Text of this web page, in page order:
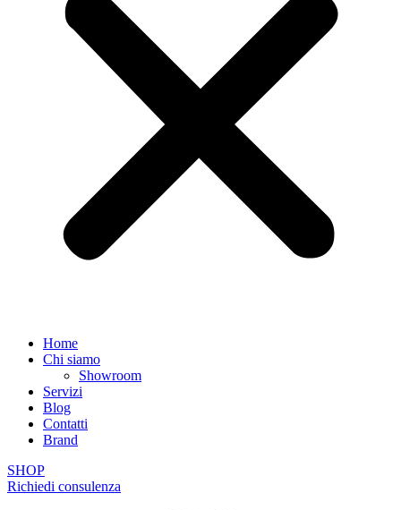
Home
Chi siamo
Showroom
Servizi
Blog
Contatti
Brand
SHOP
Richiedi consulenza